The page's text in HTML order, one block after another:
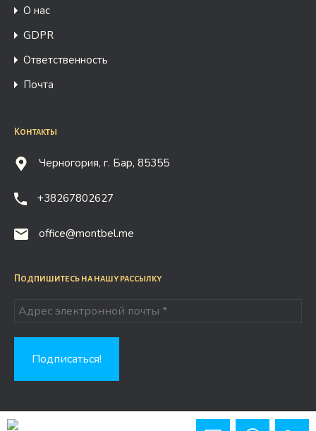
О нас
GDPR
Ответственность
Почта
Контакты
Черногория, г. Бар, 85355
+38267802627
office@montbel.me
Подпишитесь на нашу рассылку
Copyright © 2026 Montbel.me